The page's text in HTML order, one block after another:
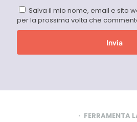
Salva il mio nome, email e sito
per la prossima volta che
FERRAMENTA